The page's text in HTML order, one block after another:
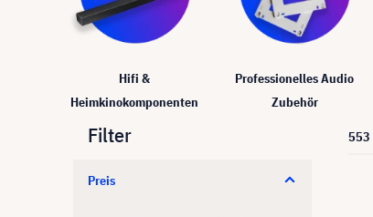
Hifi &
Heimkinokomponenten
Professionelles Audio
Zubehör
Filter
Preis
553